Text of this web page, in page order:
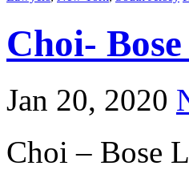
Choi-
Jan 20, 2020
Choi – Bose